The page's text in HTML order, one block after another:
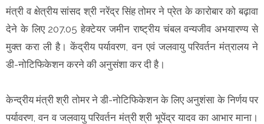
मंत्री व क्षेत्रीय सांसद श्री नरेंद्र सिंह तोमर ने प्रेत के कारोबार को बढ़ावा
देने के लिए 207.05 हेक्टेयर जमीन राष्ट्रीय चंबल वन्यजीव अभयारण्य से
मुक्त करा ली है। केंद्रीय पर्यावरण, वन एवं जलवायु परिवर्तन मंत्रालय ने
डी-नोटिफिकेशन करने की अनुसंशा कर दी है।
केन्द्रीय मंत्री श्री तोमर ने डी-नोटिफिकेशन के लिए अनुशंसा के निर्णय पर
पर्यावरण, वन व जलवायु परिवर्तन मंत्री श्री भूपेंद्र यादव का आभार माना।